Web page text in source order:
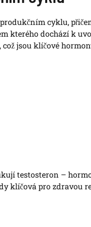
cyklu,
kterého dochází k
jsou klíčové
testosteron –
klíčová pro zdravou